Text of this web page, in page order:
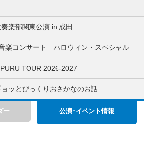
楽部関東公演 in 成田
楽コンサート ハロウィン・スペシャル
TOUR 2026-2027
ッとびっくりおさかなのお話
ー 公演･イベント情報